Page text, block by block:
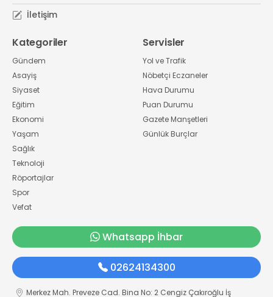
İletişim
Kategoriler
Gündem
Asayiş
Siyaset
Eğitim
Ekonomi
Yaşam
Sağlık
Teknoloji
Röportajlar
Spor
Vefat
Servisler
Yol ve Trafik
Nöbetçi Eczaneler
Hava Durumu
Puan Durumu
Gazete Manşetleri
Günlük Burçlar
Whatsapp İhbar
02624134300
Merkez Mah. Preveze Cad. Bina No: 2 Cengiz Çakıroğlu İş